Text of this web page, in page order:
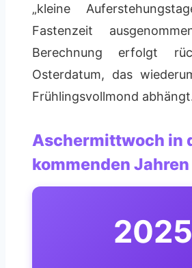
„kleine
Fastenzeit
Berechnung erfolgt
Osterdatum, das
Frühlingsvollmond
Aschermittwoch in
kommenden Jahren
2025